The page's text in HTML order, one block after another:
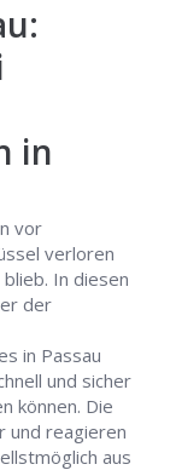
in
vor
verloren
In diesen
der
in Passau
und sicher
können. Die
und reagieren
aus